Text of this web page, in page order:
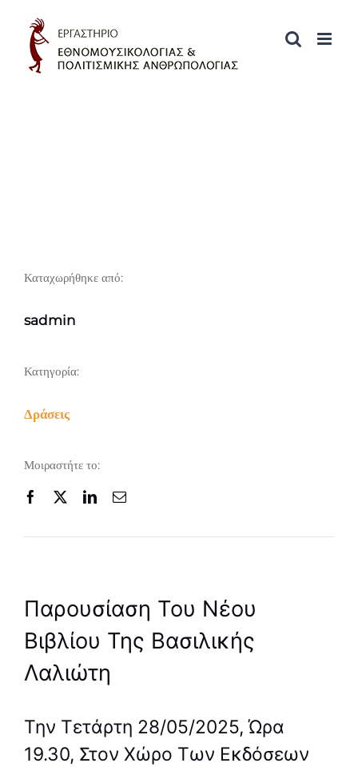
content
Καταχωρήθηκε από:
sadmin
Κατηγορία:
Δράσεις
Μοιραστήτε το:
Παρουσίαση Του Νέου
Βιβλίου Της Βασιλικής
Λαλιώτη
Την Τετάρτη 28/05/2025, Ώρα
19.30, Στον Χώρο Των Εκδόσεων